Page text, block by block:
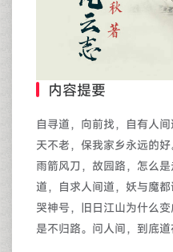
内容提要
自寻道，向前找，自有人
天不老，保我家乡永远的
雨箭风刀，故园路，怎么
道，自求人间道，妖与魔
哭神号，旧日江山为什么
是不归路。问人间，到底道